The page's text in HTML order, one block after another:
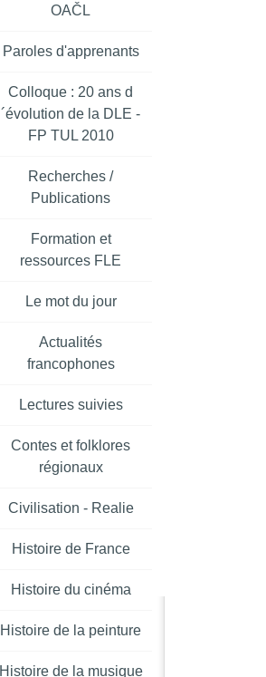
OAČL
Paroles d'apprenants
Colloque : 20 ans d
´évolution de la DLE -
FP TUL 2010
Recherches /
Publications
Formation et
ressources FLE
Le mot du jour
Actualités
francophones
Lectures suivies
Contes et folklores
régionaux
Civilisation - Realie
Histoire de France
Histoire du cinéma
Histoire de la peinture
Histoire de la musique